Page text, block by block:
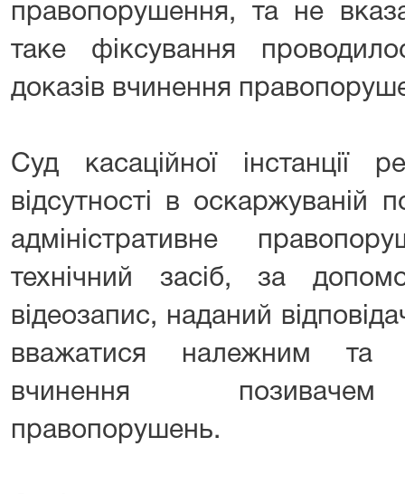
правопорушення, та не
таке фіксування
доказів вчинення
Суд касаційної
відсутності в оскаржуваній
адміністративне
технічний засіб, за
відеозапис, наданий
вважатися належним та
вчинення позивачем
правопорушень.